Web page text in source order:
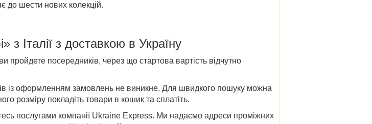
до шести нових колекцій.
з Італії з доставкою в Україну
пройдете посередників, через що стартова вартість відчутно
із оформленням замовлень не виникне. Для швидкого пошуку можна
розміру покладіть товари в кошик та сплатіть.
послугами компанії Ukraine Express. Ми надаємо адреси проміжних